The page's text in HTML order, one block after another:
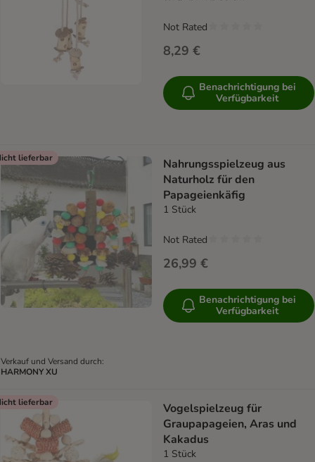
8,29 €
Not Rated
Benachrichtigung bei
Verfügbarkeit
lieferbar
Verkauf und Versand durch:
HARMONY XU
Nahrungsspielzeug aus
Naturholz für den
Papageienkäfig
1 Stück
26,99 €
Not Rated
Benachrichtigung bei
Verfügbarkeit
lieferbar
Vogelspielzeug für
Graupapageien, Aras und
Kakadus
1 Stück